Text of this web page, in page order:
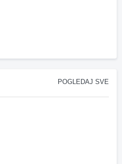
POGLEDAJ SVE